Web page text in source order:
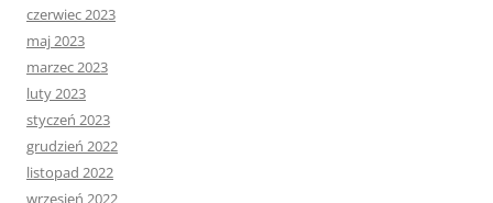
czerwiec 2023
maj 2023
marzec 2023
luty 2023
styczeń 2023
grudzień 2022
listopad 2022